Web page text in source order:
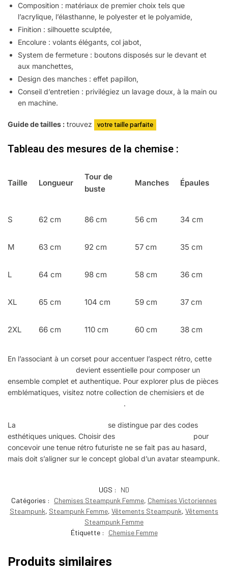
Composition : matériaux de premier choix tels que
l’acrylique, l’élasthanne, le polyester et le polyamide,
Finition : silhouette sculptée,
Encolure : volants élégants, col jabot,
System de fermeture : boutons disposés sur le devant et
aux manchettes,
Design des manches : effet papillon,
Conseil d’entretien : privilégiez un lavage doux, à la main ou
en machine.
Guide de tailles : trouvez votre taille parfaite
Tableau des mesures de la chemise :
Taille Longueur
Tour de
buste
Manches Épaules
S 62 cm 86 cm 56 cm 34 cm
M 63 cm 92 cm 57 cm 35 cm
L 64 cm 98 cm 58 cm 36 cm
XL 65 cm 104 cm 59 cm 37 cm
2XL 66 cm 110 cm 60 cm 38 cm
En l’associant à un corset pour accentuer l’aspect rétro, cette
devient essentielle pour composer un
ensemble complet et authentique. Pour explorer plus de pièces
emblématiques, visitez notre collection de chemisiers et de
.
La
se distingue par des codes
esthétiques uniques. Choisir des
pour
concevoir une tenue rétro futuriste ne se fait pas au hasard,
mais doit s’aligner sur le concept global d’un avatar steampunk.
UGS :
ND
Catégories :
Chemises Steampunk Femme, Chemises Victoriennes
Steampunk, Steampunk Femme, Vêtements Steampunk, Vêtements
Steampunk Femme
Étiquette :
Chemise Femme
Produits similaires